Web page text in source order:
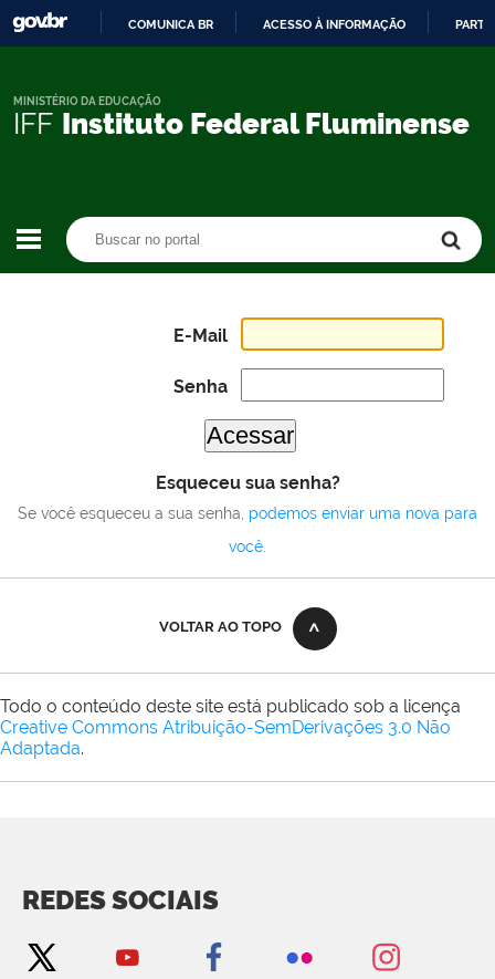
CONTEÚDO
COMUNICA BR ACESSO À INFORMAÇÃO
IFF Instituto Federal Fluminense
MINISTÉRIO DA EDUCAÇÃO
E-Mail
Senha
Esqueceu sua senha?
Se você esqueceu a sua senha, podemos enviar uma nova para
você
VOLTAR AO TOPO
Todo o conteúdo deste site está publicado sob a licença
Creative Commons Atribuição-SemDerivações 3.0 Não
Adaptada.
REDES SOCIAIS